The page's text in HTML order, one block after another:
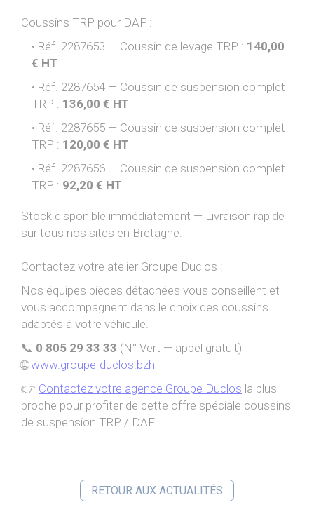
Coussins TRP pour DAF :
Réf. 2287653 — Coussin de levage TRP : 140,00
€ HT
Réf. 2287654 — Coussin de suspension complet
TRP : 136,00 € HT
Réf. 2287655 — Coussin de suspension complet
TRP : 120,00 € HT
Réf. 2287656 — Coussin de suspension complet
TRP : 92,20 € HT
Stock disponible immédiatement — Livraison rapide
sur tous nos sites en Bretagne.
Contactez votre atelier Groupe Duclos :
Nos équipes pièces détachées vous conseillent et
vous accompagnent dans le choix des coussins
adaptés à votre véhicule.
📞 0 805 29 33 33 (N° Vert — appel gratuit)
🌐www.groupe-duclos.bzh
👉 Contactez votre agence Groupe Duclos la plus
proche pour profiter de cette offre spéciale coussins
de suspension TRP / DAF.
RETOUR AUX ACTUALITÉS